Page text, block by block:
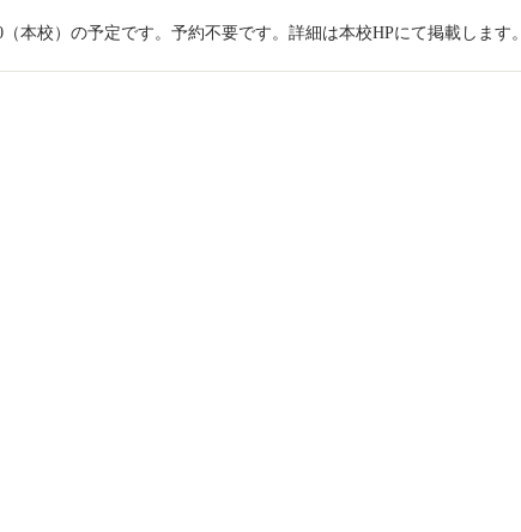
（本校）の予定です。予約不要です。詳細は本校HPにて掲載します。